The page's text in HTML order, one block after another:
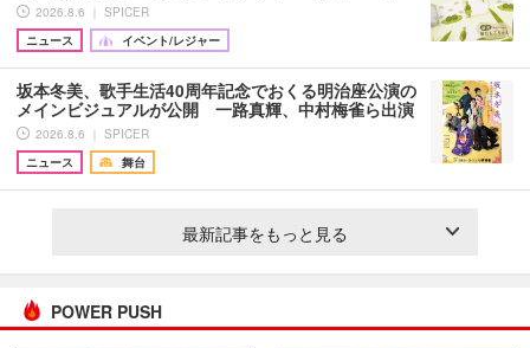
2026.8.6 ｜ SPICER
ニュース
イベント/レジャー
坂本冬美、歌手生活40周年記念でおくる明治座公演の
メインビジュアルが公開 一路真輝、中村梅雀ら出演
2026.8.6 ｜ SPICER
ニュース
舞台
最新記事をもっと見る
POWER PUSH